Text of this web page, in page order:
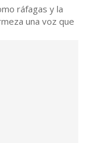
ráfagas y la
una voz que